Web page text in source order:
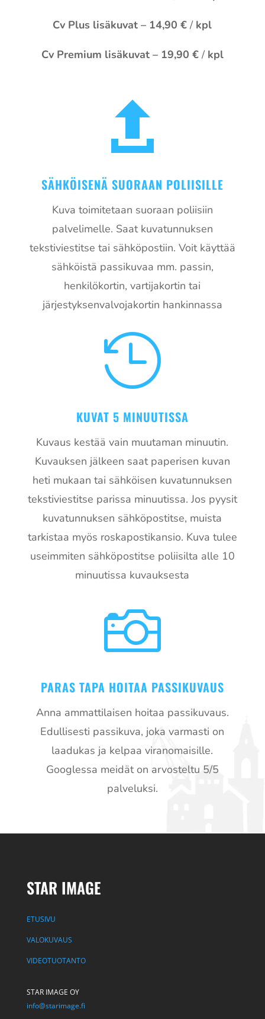
Cv Plus lisäkuvat – 14,90 € / kpl
Cv Premium lisäkuvat – 19,90 € / kpl

SÄHKÖISENÄ SUORAAN POLIISILLE
Kuva toimitetaan suoraan poliisiin
palvelimelle. Saat kuvatunnuksen
tekstiviestitse tai sähköpostiin. Voit käyttää
sähköistä passikuvaa mm. passin,
henkilökortin, vartijakortin tai
järjestyksenvalvojakortin hankinnassa

KUVAT 5 MINUUTISSA
Kuvaus kestää vain muutaman minuutin.
Kuvauksen jälkeen saat paperisen kuvan
heti mukaan tai sähköisen kuvatunnuksen
tekstiviestitse parissa minuutissa. Jos pyysit
kuvatunnuksen sähköpostitse, muista
tarkistaa myös roskapostikansio. Kuva tulee
useimmiten sähköpostitse poliisilta alle 10
minuutissa kuvauksesta

PARAS TAPA HOITAA PASSIKUVAUS
Anna ammattilaisen hoitaa passikuvaus.
Edullisesti passikuva, joka varmasti on
laadukas ja kelpaa viranomaisille.
Googlessa meidät on arvosteltu 5/5
palveluksi.
STAR IMAGE
ETUSIVU
VALOKUVAUS
VIDEOTUOTANTO
STAR IMAGE OY
info@starimage.fi